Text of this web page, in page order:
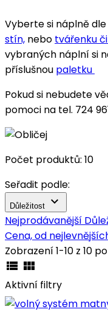
Vyberte si náplně
stín, nebo tvářenku
vybraných náplní si
příslušnou paletku
Pokud si nebudete
pomoci na tel. 724
Počet produktů: 10
Seřadit podle:
Důležitost 
Nejprodávanější
Cena, od
Zobrazení 1-10 z 10
 
Aktivní filtry